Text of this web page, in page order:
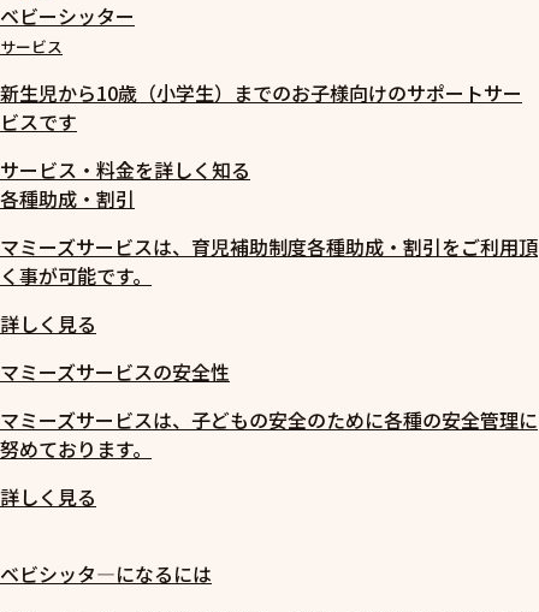
ベビーシッター
サービス
新生児から10歳（小学生）までのお子様向けのサポートサー
ビスです
サービス・料金を詳しく知る
各種助成・割引
マミーズサービスは、育児補助制度各種助成・割引をご利用頂
く事が可能です。
詳しく見る
マミーズサービスの安全性
マミーズサービスは、子どもの安全のために各種の安全管理に
努めております。
詳しく見る
ベビシッタ―になるには